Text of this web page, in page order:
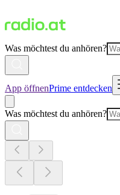
Was möchtest du anhören?
App öffnenPrime entdecken
Was möchtest du anhören?